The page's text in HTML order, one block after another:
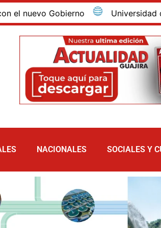
Gobierno Universidad de La
NACIONALES SOCIALES Y